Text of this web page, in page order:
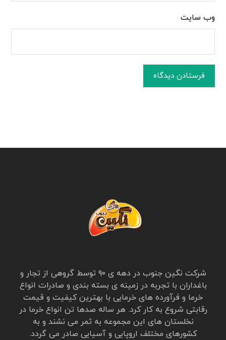
وب‌ سایت
فرستادن دیدگاه
شرکت نگین جنوب در دهه ی ۹۰ توسط گروهی از تجار و
باغداران با تجربه در زمینه ی بسته بندی و صادرات انواع
خرما و فرآورده های خرمایی با بهترین کیفیت و قیمت
رقابتی شروع به کار کرد. هر ساله صدها تن انواع خرما در
نخلستان های این مجموعه به ثمر می نشند و به
کشورهای مختلف اروپایی و آسیایی صادر می گردد.